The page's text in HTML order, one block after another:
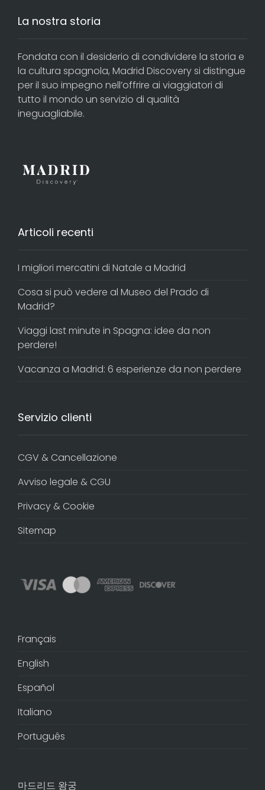
La nostra storia
Fondata con il desiderio di condividere la storia e
la cultura spagnola, Madrid Discovery si distingue
per il suo impegno nell’offrire ai viaggiatori di
tutto il mondo un servizio di qualità
ineguagliabile.
Articoli recenti
I migliori mercatini di Natale a Madrid
Cosa si può vedere al Museo del Prado di
Madrid?
Viaggi last minute in Spagna: idee da non
perdere!
Vacanza a Madrid: 6 esperienze da non perdere
Servizio clienti
CGV & Cancellazione
Avviso legale & CGU
Privacy & Cookie
Sitemap
Français
English
Español
Italiano
Português
마드리드 왕궁